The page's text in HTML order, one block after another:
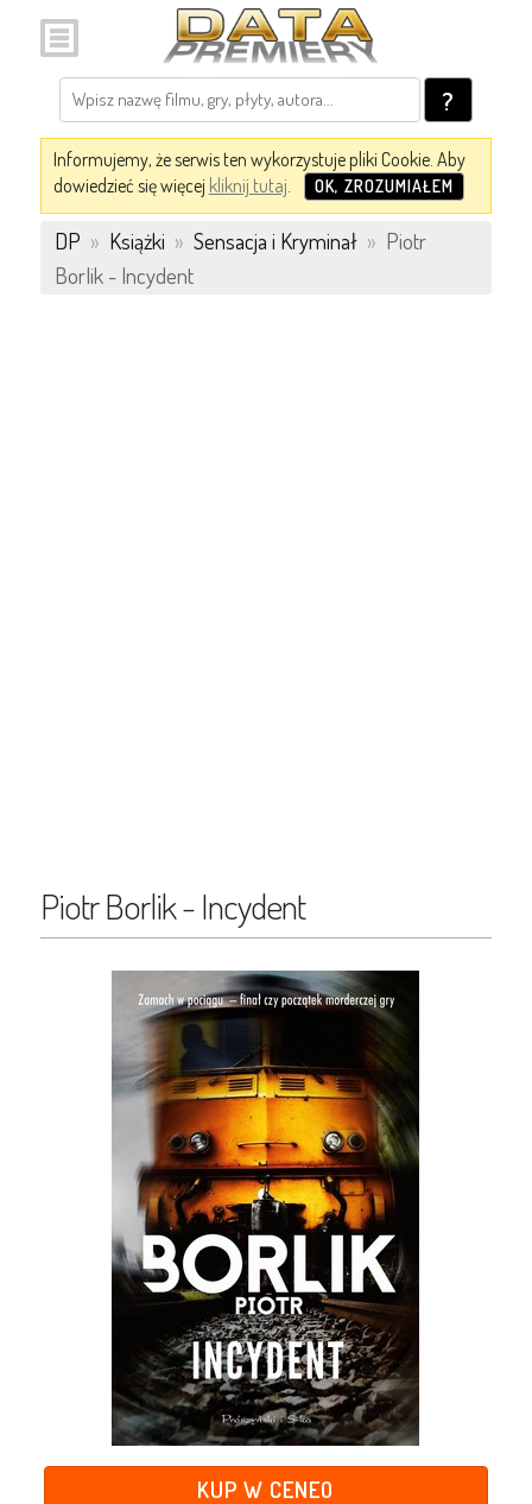
?
Informujemy, że serwis ten wykorzystuje pliki Cookie. Aby
dowiedzieć się więcej kliknij tutaj. OK, ZROZUMIAŁEM
DP » Książki » Sensacja i Kryminał » Piotr
Borlik - Incydent
Piotr Borlik - Incydent
KUP W CENEO